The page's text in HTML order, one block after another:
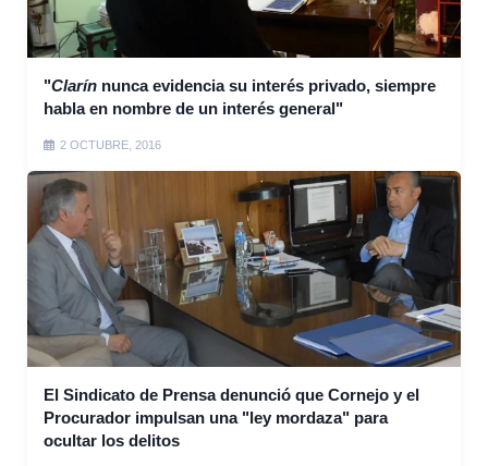
"Clarín nunca evidencia su interés privado, siempre
habla en nombre de un interés general"
2 OCTUBRE, 2016
El Sindicato de Prensa denunció que Cornejo y el
Procurador impulsan una "ley mordaza" para
ocultar los delitos